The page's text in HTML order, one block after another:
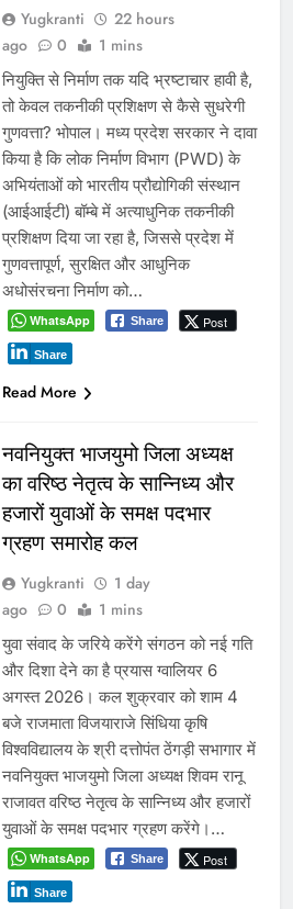
Yugkranti
22 hours
ago
0 1 mins
नियुक्ति से निर्माण तक यदि भ्रष्टाचार हावी है,
तो केवल तकनीकी प्रशिक्षण से कैसे सुधरेगी
गुणवत्ता? भोपाल। मध्य प्रदेश सरकार ने दावा
किया है कि लोक निर्माण विभाग (PWD) के
अभियंताओं को भारतीय प्रौद्योगिकी संस्थान
(आईआईटी) बॉम्बे में अत्याधुनिक तकनीकी
प्रशिक्षण दिया जा रहा है, जिससे प्रदेश में
गुणवत्तापूर्ण, सुरक्षित और आधुनिक
अधोसंरचना निर्माण को…
WhatsApp Share Post
Share
Read More
नवनियुक्त भाजयुमो जिला अध्यक्ष
का वरिष्ठ नेतृत्व के सान्निध्य और
हजारों युवाओं के समक्ष पदभार
ग्रहण समारोह कल
Yugkranti
1 day
ago
0 1 mins
युवा संवाद के जरिये करेंगे संगठन को नई गति
और दिशा देने का है प्रयास ग्वालियर 6
अगस्त 2026। कल शुक्रवार को शाम 4
बजे राजमाता विजयाराजे सिंधिया कृषि
विश्वविद्यालय के श्री दत्तोपंत ठेंगड़ी सभागार में
नवनियुक्त भाजयुमो जिला अध्यक्ष शिवम रानू
राजावत वरिष्ठ नेतृत्व के सान्निध्य और हजारों
युवाओं के समक्ष पदभार ग्रहण करेंगे।…
WhatsApp Share Post
Share